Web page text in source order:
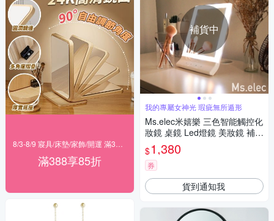
滿388享85折
補貨中
我的專屬女神光 瑕疵無所遁形
Ms.elec米嬉樂 三色智能觸控化
妝鏡 桌鏡 Led燈鏡 美妝鏡 補光
鏡 鏡子
$1,380
券
貨到通知我